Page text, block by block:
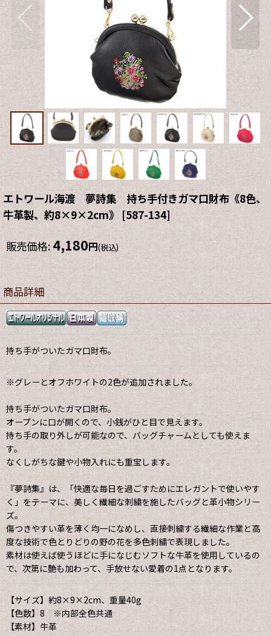
エトワール海渡 夢詩集 持ち手付きガマ口財布《8色、
牛革製、約8×9×2cm》 [587-134]
販売価格: 4,180円(税込)
商品詳細
持ち手がついたガマ口財布。
※グレーとオフホワイトの2色が追加されました。
持ち手がついたガマ口財布。
オープンに口が開くので、小銭がひと目で見えます。
持ち手の取り外しが可能なので、バッグチャームとしても使えま
す。
なくしがちな鍵や小物入れにも重宝します。
『夢詩集』は、「快適な毎日を過ごすためにエレガントで使いやす
く」をテーマに、美しく繊細な刺繍を施したバッグと革小物シリー
ズ。
傷つきやすい革を薄く均一になめし、直接刺繍する繊細な作業と高
度な技術で色とりどりの野の花を多色刺繍で表現しました。
素材は使えば使うほどに手になじむソフトな牛革を使用しているの
で、次第に艶も加わって、手放せない愛着の1点となります。
【サイズ】約8×9×2cm、重量40g
【色数】8 ※内部全色共通
【素材】牛革